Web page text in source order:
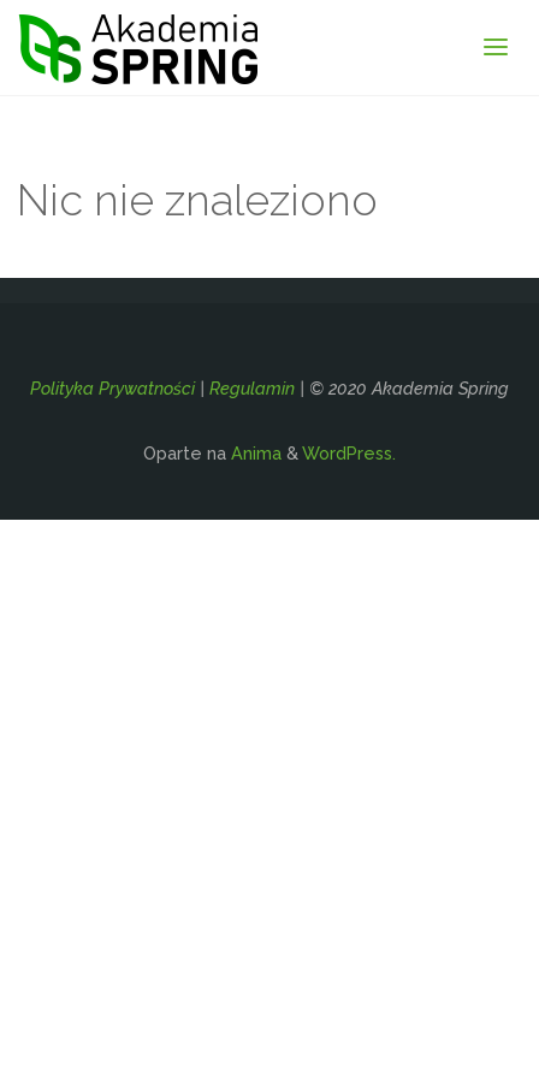
Nic nie znaleziono
Polityka Prywatności| Regulamin | © 2020 Akademia Spring
Oparte na Anima & WordPress.